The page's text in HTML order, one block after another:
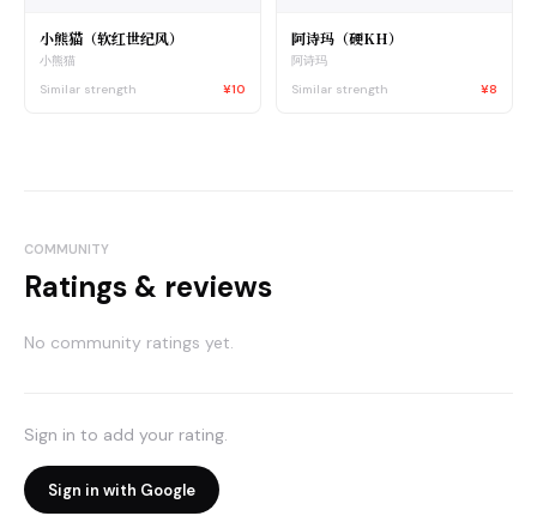
小熊猫（软红世纪风）
小熊猫
Similar strength
¥10
阿诗玛（硬KH）
阿诗玛
Similar strength
¥8
COMMUNITY
Ratings & reviews
No community ratings yet.
Sign in to add your rating.
Sign in with Google